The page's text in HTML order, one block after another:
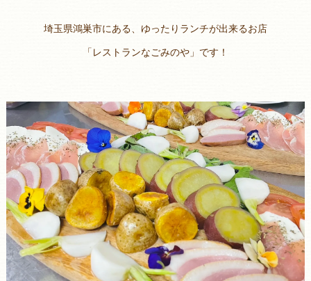
埼玉県鴻巣市にある、ゆったりランチが出来るお店
「レストランなごみのや」です！